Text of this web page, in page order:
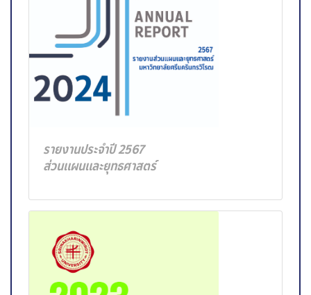
รายงานประจำปี 2567
ส่วนแผนและยุทธศาสตร์